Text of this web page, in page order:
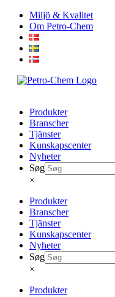
Skip
content
Miljö & Kvalitet
Om Petro-Chem
Produkter
Branscher
Tjänster
Kunskapscenter
Nyheter
Søg
×
Produkter
Branscher
Tjänster
Kunskapscenter
Nyheter
Søg
×
Produkter